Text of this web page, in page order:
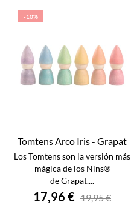
-10%
Tomtens Arco Iris - Grapat
Los Tomtens son la versión más
mágica de los Nins®
de Grapat....
17,96 € 19,95 €